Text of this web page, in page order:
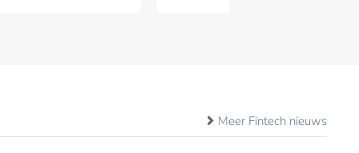
Meer Fintech nieuws